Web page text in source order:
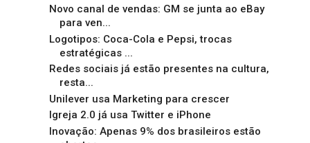
Novo canal de vendas: GM se junta ao eBay
para ven...
Logotipos: Coca-Cola e Pepsi, trocas
estratégicas ...
Redes sociais já estão presentes na cultura,
resta...
Unilever usa Marketing para crescer
Igreja 2.0 já usa Twitter e iPhone
Inovação: Apenas 9% dos brasileiros estão